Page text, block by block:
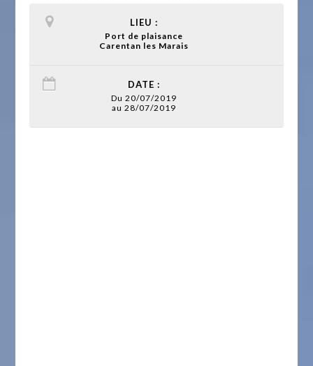
LIEU :
Port de plaisance
Carentan les Marais
DATE :
Du 20/07/2019
au 28/07/2019